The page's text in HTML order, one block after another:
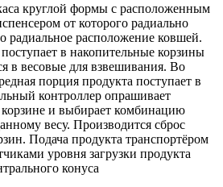
круглой формы с расположенным
от которого радиально
радиальное расположение ковшей.
в накопительные корзины
в весовые для взвешивания. Во
порция продукта поступает в
контроллер опрашивает
корзине и выбирает комбинацию
весу. Производится сброс
Подача продукта транспортёром
уровня загрузки продукта
конуса